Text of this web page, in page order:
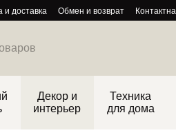
контенту
и доставка Обмен и возврат
Декор и
интерьер
Техника
для дома